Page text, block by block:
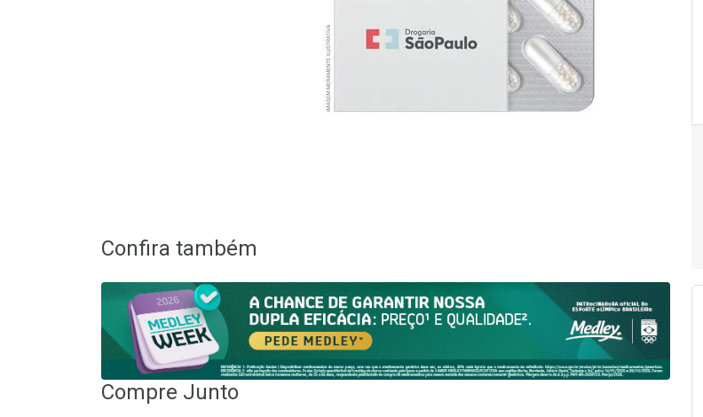
Confira também
Compre Junto